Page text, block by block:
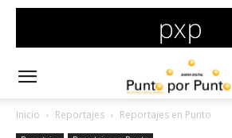
Inicio Reportajes Reportajes en Punto